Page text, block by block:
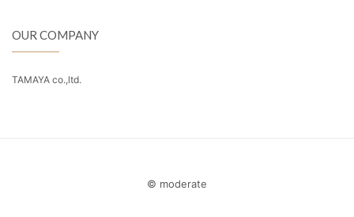
OUR COMPANY
TAMAYA co.,ltd.
© moderate